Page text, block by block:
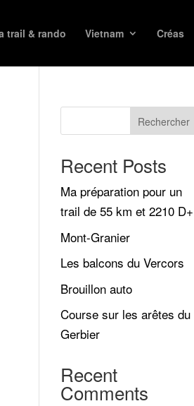
trail & rando Vietnam Créas
Rechercher
Recent Posts
Ma préparation pour un
trail de 55 km et 2210 D+
Mont-Granier
Les balcons du Vercors
Brouillon auto
Course sur les arêtes du
Gerbier
Recent
Comments